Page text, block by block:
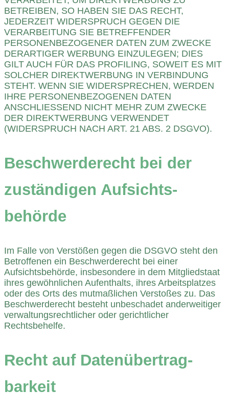
BETREIBEN, SO HABEN SIE DAS RECHT,
JEDERZEIT WIDERSPRUCH GEGEN DIE
VERARBEITUNG SIE BETREFFENDER
PERSONENBEZOGENER DATEN ZUM ZWECKE
DERARTIGER WERBUNG EINZULEGEN; DIES
GILT AUCH FÜR DAS PROFILING, SOWEIT ES MIT
SOLCHER DIREKTWERBUNG IN VERBINDUNG
STEHT. WENN SIE WIDERSPRECHEN, WERDEN
IHRE PERSONENBEZOGENEN DATEN
ANSCHLIESSEND NICHT MEHR ZUM ZWECKE
DER DIREKTWERBUNG VERWENDET
(WIDERSPRUCH NACH ART. 21 ABS. 2 DSGVO).
Beschwerde­recht bei der
zuständigen Aufsichts­
behörde
Im Falle von Verstößen gegen die DSGVO steht den
Betroffenen ein Beschwerderecht bei einer
Aufsichtsbehörde, insbesondere in dem Mitgliedstaat
ihres gewöhnlichen Aufenthalts, ihres Arbeitsplatzes
oder des Orts des mutmaßlichen Verstoßes zu. Das
Beschwerderecht besteht unbeschadet anderweitiger
verwaltungsrechtlicher oder gerichtlicher
Rechtsbehelfe.
Recht auf Daten­übertrag­
barkeit